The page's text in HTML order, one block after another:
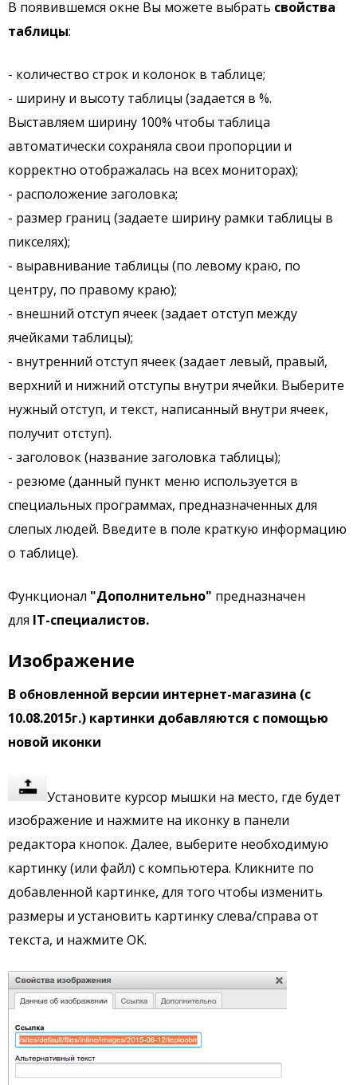
В появившемся окне Вы можете выбрать свойства
таблицы:
- количество строк и колонок в таблице;
- ширину и высоту таблицы (задается в %.
Выставляем ширину 100% чтобы таблица
автоматически сохраняла свои пропорции и
корректно отображалась на всех мониторах);
- расположение заголовка;
- размер границ (задаете ширину рамки таблицы в
пикселях);
- выравнивание таблицы (по левому краю, по
центру, по правому краю);
- внешний отступ ячеек (задает отступ между
ячейками таблицы);
- внутренний отступ ячеек (задает левый, правый,
верхний и нижний отступы внутри ячейки. Выберите
нужный отступ, и текст, написанный внутри ячеек,
получит отступ).
- заголовок (название заголовка таблицы);
- резюме (данный пункт меню используется в
специальных программах, предназначенных для
слепых людей. Введите в поле краткую информацию
о таблице).
Функционал "Дополнительно" предназначен
для IT-специалистов.
Изображение
В обновленной версии интернет-магазина (с
10.08.2015г.) картинки добавляются с помощью
новой иконки
Установите курсор мышки на место, где будет
изображение и нажмите на иконку в панели
редактора кнопок. Далее, выберите необходимую
картинку (или файл) с компьютера. Кликните по
добавленной картинке, для того чтобы изменить
размеры и установить картинку слева/справа от
текста, и нажмите OK.